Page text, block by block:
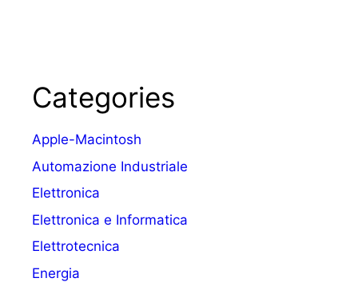
Categories
Apple-Macintosh
Automazione Industriale
Elettronica
Elettronica e Informatica
Elettrotecnica
Energia